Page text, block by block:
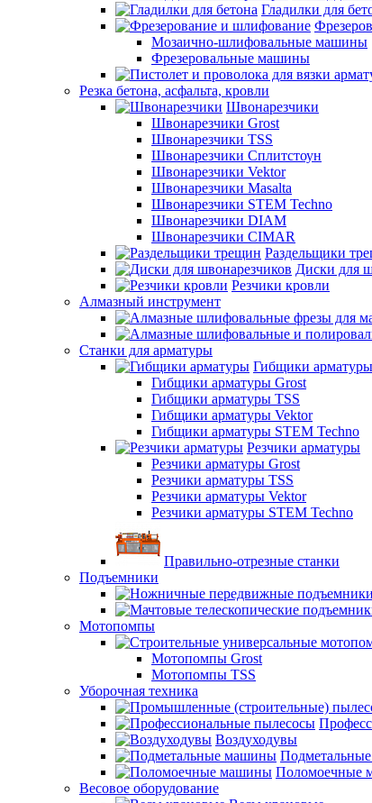
Гладилки для
Мозаично-шлифовальные машины
Фрезеровальные машины
Резка бетона, асфальта, кровли
Швонарезчики
Швонарезчики Grost
Швонарезчики TSS
Швонарезчики Сплитстоун
Швонарезчики Vektor
Швонарезчики Masalta
Швонарезчики STEM Techno
Швонарезчики DIAM
Швонарезчики CIMAR
Раздельщики
Диски для
Резчики кровли
Алмазный инструмент
Станки для арматуры
Гибщики арматуры
Гибщики арматуры Grost
Гибщики арматуры TSS
Гибщики арматуры Vektor
Гибщики арматуры STEM Techno
Резчики арматуры
Резчики арматуры Grost
Резчики арматуры TSS
Резчики арматуры Vektor
Резчики арматуры STEM Techno
Правильно-отрезные станки
Подъемники
Мотопомпы
Мотопомпы Grost
Мотопомпы TSS
Уборочная техника
Воздуходувы
Поломоечные
Весовое оборудование